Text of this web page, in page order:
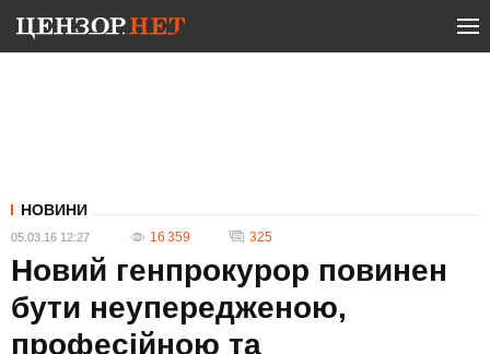
НОВИНИ
05.03.16 12:27 16 359 325
Новий генпрокурор повинен
бути неупередженою,
професійною та